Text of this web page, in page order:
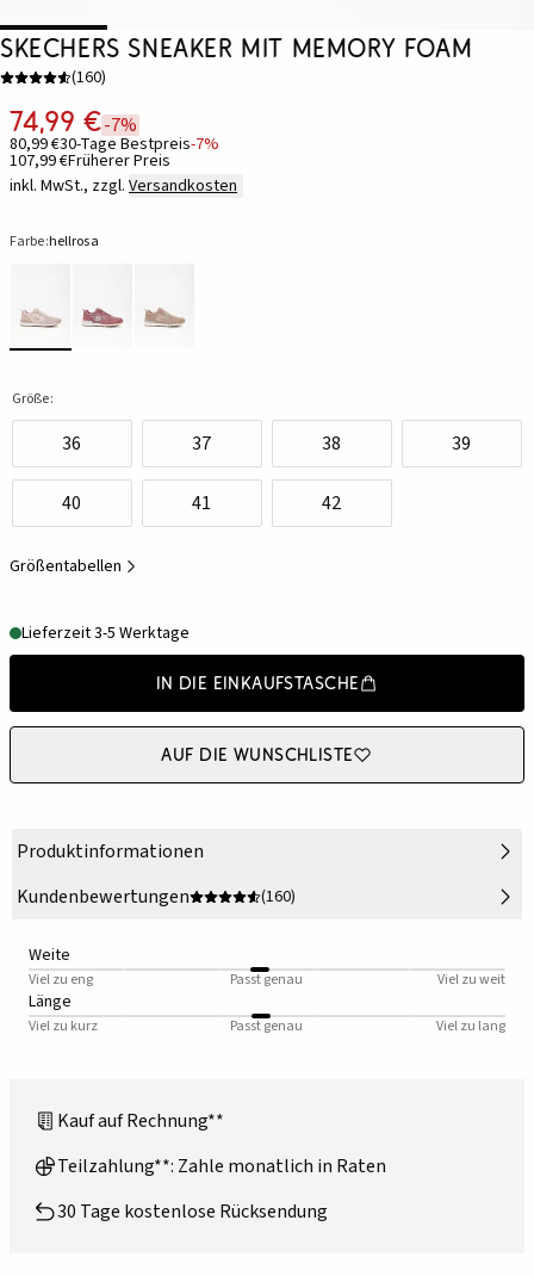
Skechers Sneaker mit Memory Foam
(160)
74,99 €-7%
80,99 €30-Tage Bestpreis-7%
107,99 €Früherer Preis
inkl. MwSt., zzgl. Versandkosten
Farbe:hellrosa
Größe:
36 37 38 39
40 41 42
Größentabellen
Lieferzeit 3-5 Werktage
In die Einkaufstasche
Auf die Wunschliste
Produktinformationen
Kundenbewertungen
(160)
Weite
Viel zu eng Passt genau Viel zu weit
Länge
Viel zu kurz Passt genau Viel zu lang
Kauf auf Rechnung**
Teilzahlung**: Zahle monatlich in Raten
30 Tage kostenlose Rücksendung